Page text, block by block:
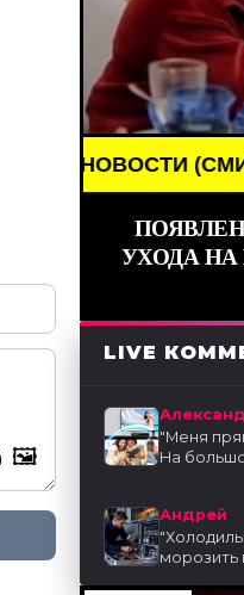
🖼️
(СМИ) ///
УХОДА
LIVE
"Меня
На
Андрей
"
морозить